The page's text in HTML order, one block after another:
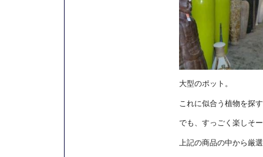
大型のポット。
これに似合う植物を探
でも、すっごく楽しそー
上記の商品の中から厳